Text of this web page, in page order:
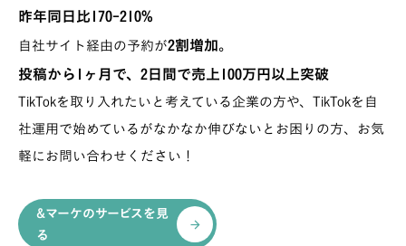
昨年同日比170-210%
自社サイト経由の予約が2割増加。
投稿から1ヶ月で、2日間で売上100万円以上突破
TikTokを取り入れたいと考えている企業の方や、TikTokを自
社運用で始めているがなかなか伸びないとお困りの方、お気
軽にお問い合わせください！
&マーケのサービスを見
る
arrow_forward